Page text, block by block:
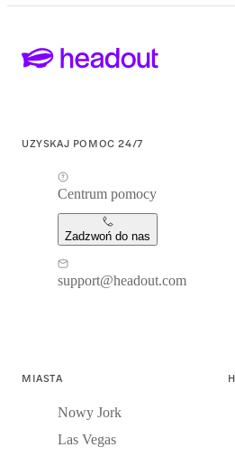
UZYSKAJ POMOC 24/7
Centrum pomocy
Zadzwoń do nas
support@headout.com
MIASTA
Nowy Jork
Las Vegas